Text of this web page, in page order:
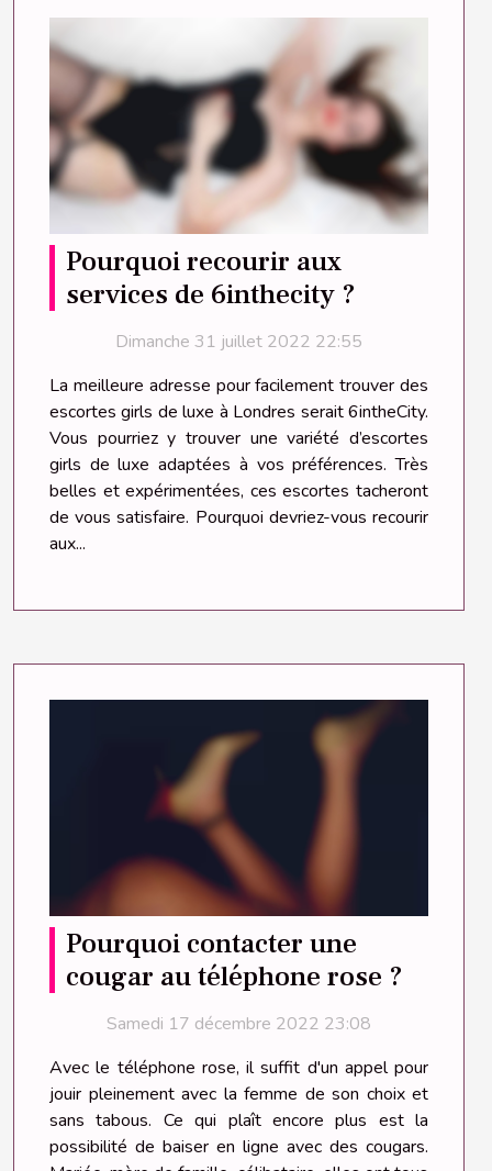
Pourquoi recourir aux
services de 6inthecity ?
Dimanche 31 juillet 2022 22:55
La meilleure adresse pour facilement trouver des
escortes girls de luxe à Londres serait 6intheCity.
Vous pourriez y trouver une variété d’escortes
girls de luxe adaptées à vos préférences. Très
belles et expérimentées, ces escortes tacheront
de vous satisfaire. Pourquoi devriez-vous recourir
aux...
Pourquoi contacter une
cougar au téléphone rose ?
Samedi 17 décembre 2022 23:08
Avec le téléphone rose, il suffit d'un appel pour
jouir pleinement avec la femme de son choix et
sans tabous. Ce qui plaît encore plus est la
possibilité de baiser en ligne avec des cougars.